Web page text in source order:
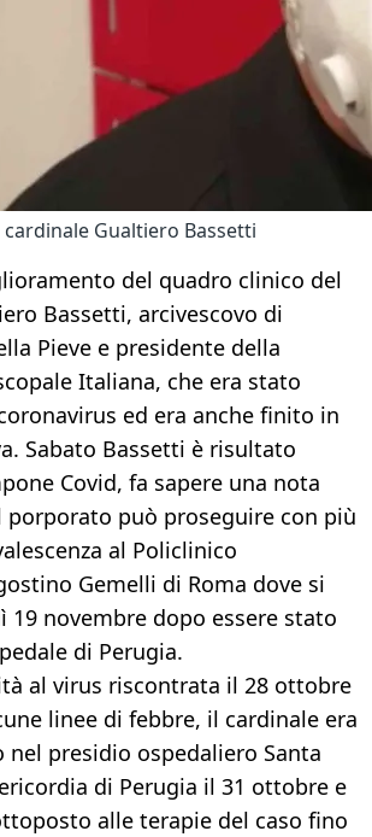
Gualtiero Bassetti
del quadro clinico del
Bassetti, arcivescovo di
Pieve e presidente della
Italiana, che era stato
ed era anche finito in
Sabato Bassetti è risultato
Covid, fa sapere una nota
porporato può proseguire con più
al Policlinico
Gemelli di Roma dove si
19 novembre dopo essere stato
di Perugia.
al virus riscontrata il 28 ottobre
linee di febbre, il cardinale era
presidio ospedaliero Santa
di Perugia il 31 ottobre e
alle terapie del caso fino